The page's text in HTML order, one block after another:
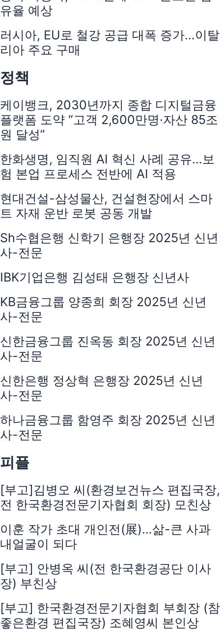
유율 예상
러시아, EU로 철강 공급 대폭 증가…이탈
리아 주요 구매
정책
케이뱅크, 2030년까지 종합 디지털금융
플랫폼 도약 “고객 2,600만명·자산 85조
원 달성”
한화생명, 임직원 AI 혁신 사례 공유…보
험 본업 프로세스 전반에 AI 적용
현대건설-삼성물산, 건설현장에서 스마
트 자재 운반 로봇 공동 개발
Sh수협은행 신학기 은행장 2025년 신년
사-전문
IBK기업은행 김성태 은행장 신년사
KB금융그룹 양종희 회장 2025년 신년
사-전문
신한금융그룹 진옥동 회장 2025년 신년
사-전문
신한은행 정상혁 은행장 2025년 신년
사-전문
하나금융그룹 함영주 회장 2025년 신년
사-전문
피플
[부고]김병오 씨(환경보건뉴스 편집국장,
전 한국환경전문기자협회 회장) 모친상
이훈 작가 초대 개인전(展)…삶-큰 사과
내얼굴이 되다
[부고] 안병옥 씨(전 한국환경공단 이사
장) 부친상
[부고] 한국환경전문기자협회 부회장 (참
좋은환경 편집국장) 조혜영씨 본인상